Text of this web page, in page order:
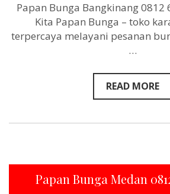
Papan Bunga Bangkinang 0812
Kita Papan Bunga – toko
terpercaya melayani pesanan
…
READ MORE
Papan Bunga Medan